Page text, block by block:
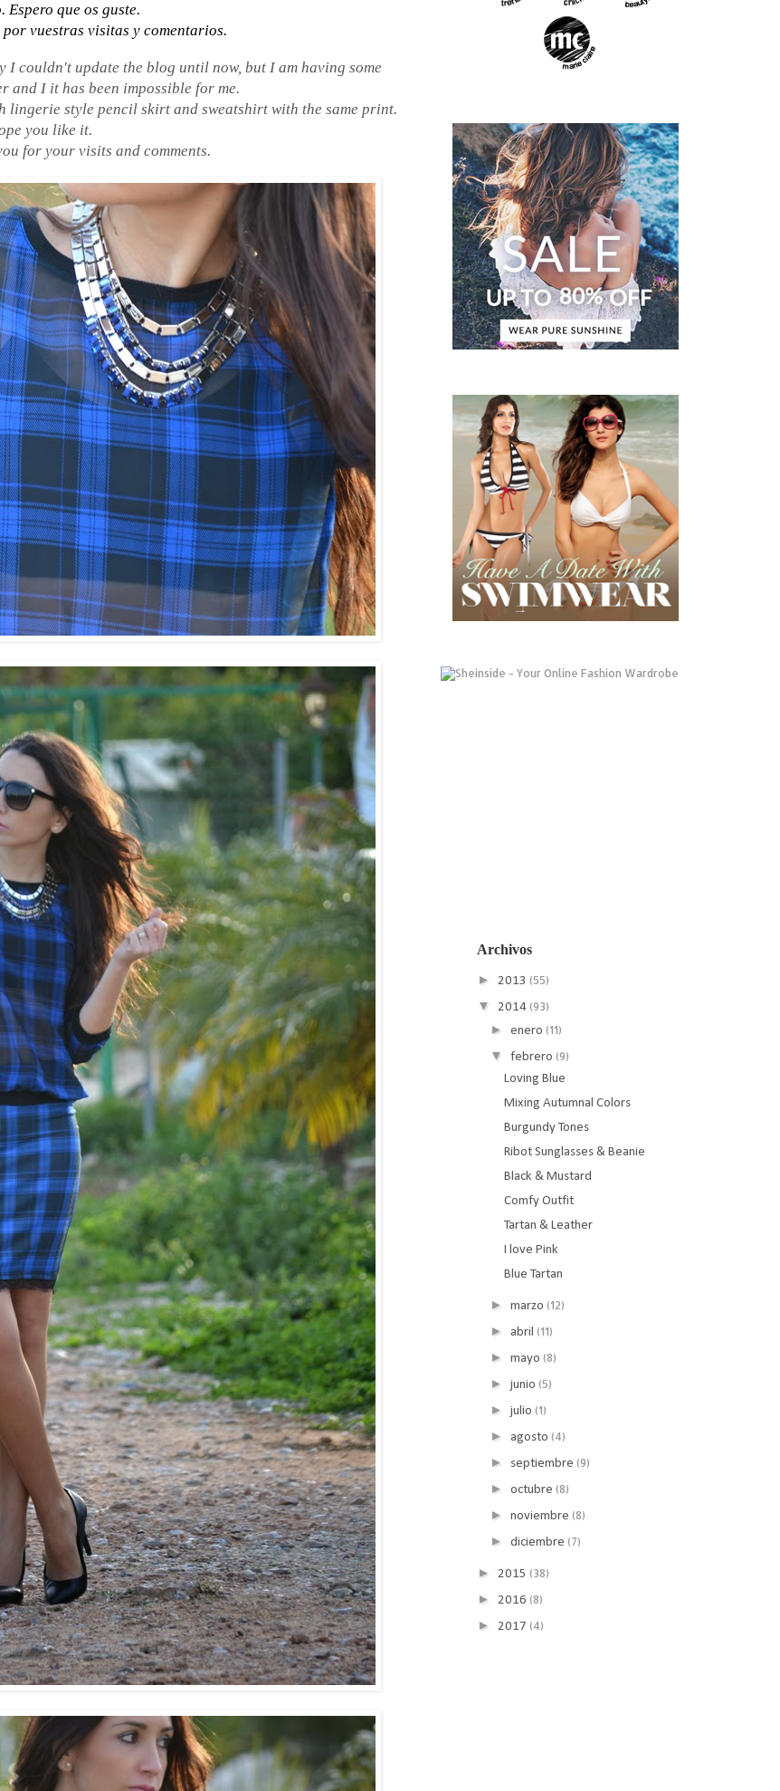
Espero que os guste.
vuestras visitas y comentarios.
couldn't update the blog until now, but I am having some
and I it has been impossible for me.
style pencil skirt and sweatshirt with the same print.
you like it.
for your visits and comments.
Archivos
► 2013 (55)
▼ 2014 (93)
►enero(11)
▼febrero(9)
Loving Blue
Mixing Autumnal Colors
Burgundy Tones
Ribot Sunglasses & Beanie
Black & Mustard
Comfy Outfit
Tartan & Leather
I love Pink
Blue Tartan
►marzo(12)
► abril(11)
►mayo(8)
►junio(5)
►julio(1)
► agosto(4)
► septiembre(9)
►octubre(8)
►noviembre(8)
►diciembre(7)
► 2015 (38)
► 2016 (8)
► 2017 (4)